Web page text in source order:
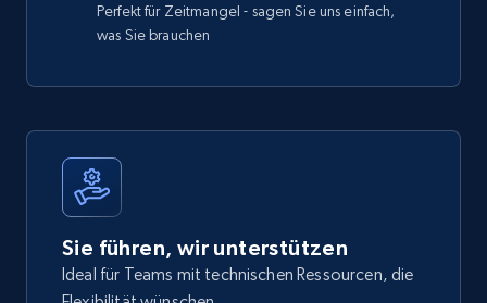
Perfekt für Zeitmangel - sagen Sie uns einfach,
was Sie brauchen
Sie führen, wir unterstützen
Ideal für Teams mit technischen Ressourcen, die